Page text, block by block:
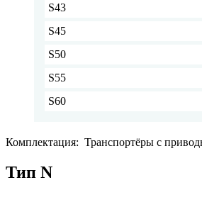
S43
S45
S50
S55
S60
Комплектация: Транспортёры с
Тип N